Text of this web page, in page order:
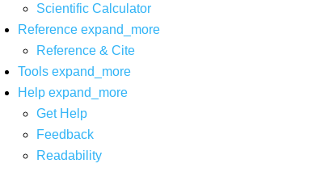
Scientific Calculator
Reference expand_more
Reference & Cite
Tools expand_more
Help expand_more
Get Help
Feedback
Readability